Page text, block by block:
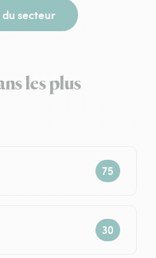
secteur
les plus